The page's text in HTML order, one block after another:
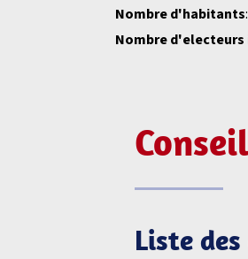
Nombre d'habitants
Nombre
Liste